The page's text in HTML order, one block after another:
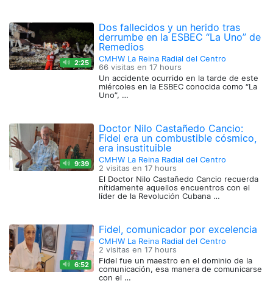
2:25
Dos fallecidos y un herido tras
derrumbe en la ESBEC “La Uno” de
Remedios
CMHW La Reina Radial del Centro
66 visitas en 17 hours
Un accidente ocurrido en la tarde de este
miércoles en la ESBEC conocida como “La
Uno”, …
9:39
Doctor Nilo Castañedo Cancio:
Fidel era un combustible cósmico,
era insustituible
CMHW La Reina Radial del Centro
2 visitas en 17 hours
El Doctor Nilo Castañedo Cancio recuerda
nítidamente aquellos encuentros con el
líder de la Revolución Cubana …
6:52
Fidel, comunicador por excelencia
CMHW La Reina Radial del Centro
2 visitas en 17 hours
Fidel fue un maestro en el dominio de la
comunicación, esa manera de comunicarse
con el …